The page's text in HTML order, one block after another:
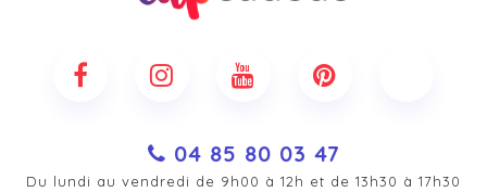
04 85 80 03 47
Du lundi au vendredi de 9h00 à 12h et de 13h30 à 17h30